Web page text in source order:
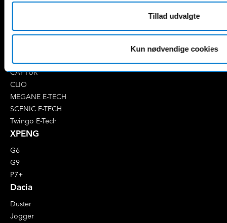
Tillad udvalgte
Kun nødvendige cookies
4 E-Tech
AUSTRAL
CAPTUR
CLIO
MEGANE E-TECH
SCENIC E-TECH
Twingo E-Tech
XPENG
G6
G9
P7+
Dacia
Duster
Jogger